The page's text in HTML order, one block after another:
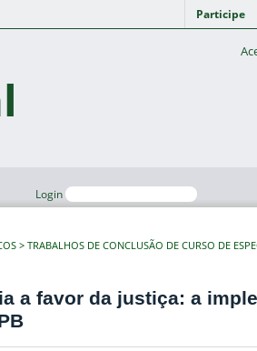
Participe
Login
TRABALHOS DE CONCLUSÃO DE CURSO DE
a favor da justiça: a